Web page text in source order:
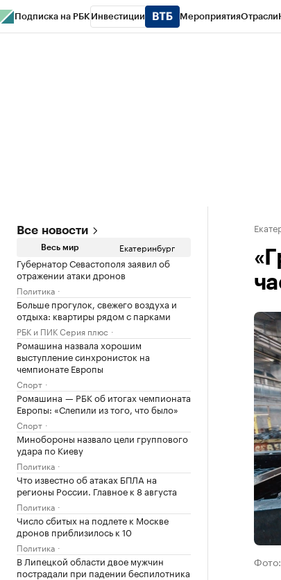
Подписка на РБК Инвестиции МероприятияОтрасли
Все новости
Весь мир Екатеринбург
Губернатор Севастополя заявил об
отражении атаки дронов
Политика
Больше прогулок, свежего воздуха и
отдыха: квартиры рядом с парками
РБК и ПИК Серия плюс
Ромашина назвала хорошим
выступление синхронисток на
чемпионате Европы
Спорт
Ромашина — РБК об итогах чемпионата
Европы: «Слепили из того, что было»
Спорт
Минобороны назвало цели группового
удара по Киеву
Политика
Что известно об атаках БПЛА на
регионы России. Главное к 8 августа
Политика
Число сбитых на подлете к Москве
дронов приблизилось к 10
Политика
В Липецкой области двое мужчин
пострадали при падении беспилотника